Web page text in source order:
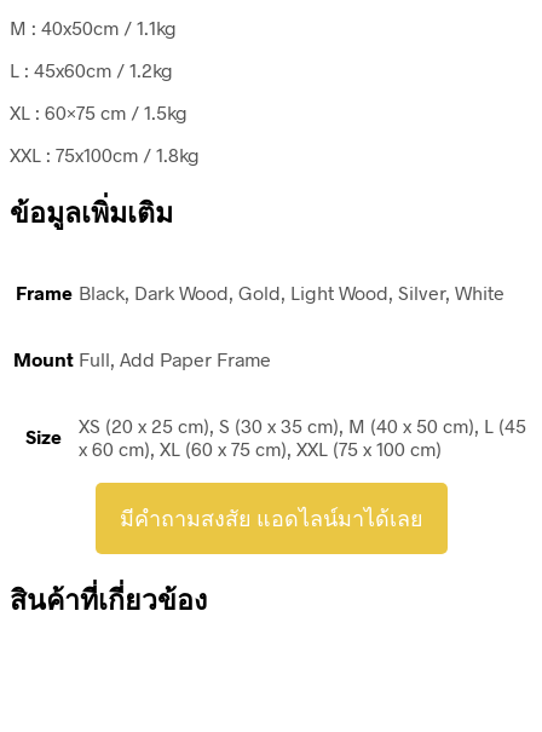
M : 40x50cm / 1.1kg
L : 45x60cm / 1.2kg
XL : 60×75 cm / 1.5kg
XXL : 75x100cm / 1.8kg
ข้อมูลเพิ่มเติม
Frame Black, Dark Wood, Gold, Light Wood, Silver, White
Mount Full, Add Paper Frame
Size
XS (20 x 25 cm), S (30 x 35 cm), M (40 x 50 cm), L (45
x 60 cm), XL (60 x 75 cm), XXL (75 x 100 cm)
มีคำถามสงสัย แอดไลน์มาได้เลย
สินค้าที่เกี่ยวข้อง